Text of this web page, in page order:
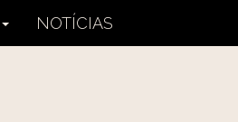
NOTÍCIAS